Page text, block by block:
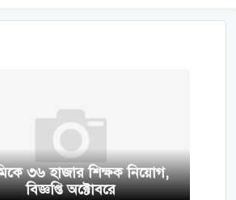
৩৬ হাজার শিক্ষক নিয়োগ,
বিজ্ঞপ্তি অক্টোবরে